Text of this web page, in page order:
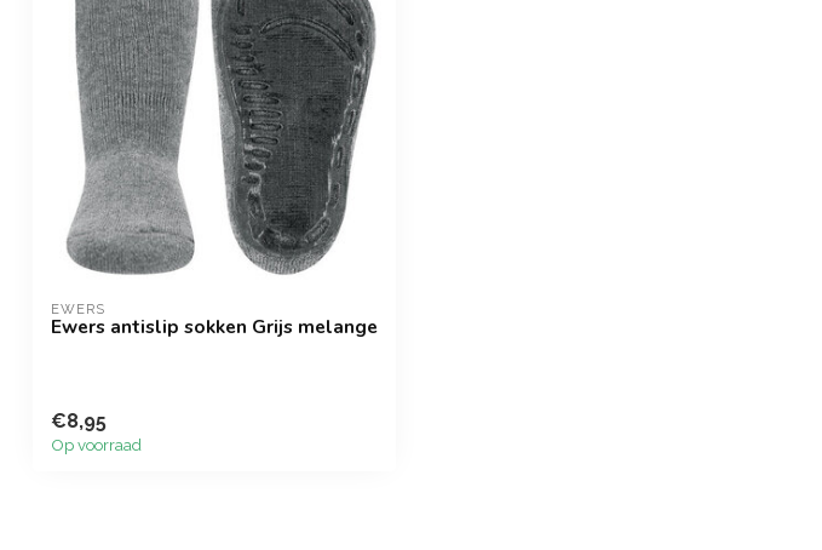
EWERS
Ewers antislip sokken Grijs melange
€8,95
Op voorraad